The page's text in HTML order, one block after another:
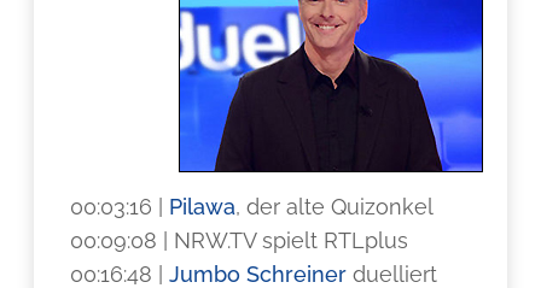
00:03:16 | Pilawa, der alte Quizonkel
00:09:08 | NRW.TV spielt RTLplus
00:16:48 |Jumbo Schreiner duelliert